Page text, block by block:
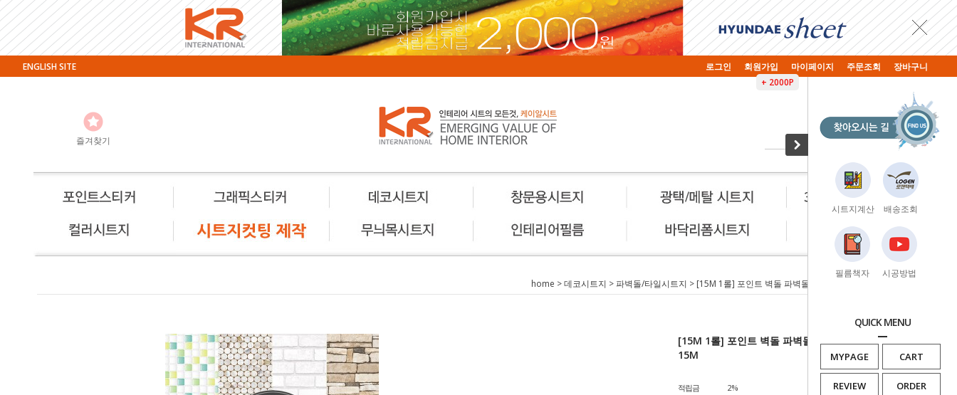
시트지계산 배송조회
필름책자 시공방법
QUICK MENU
MYPAGE CART
REVIEW ORDER
ENGLISH SITE 로그인 회원가입 마이페이지 주문조회
장바구니
+ 2000P
즐겨찾기
home >데코시트지 >파벽돌/타일시트지 > [15M 1롤] 포인트 벽돌 파벽돌 데코 시트지 (폭)50cm x 15M
[15M 1롤] 포인트 벽돌 파벽돌 데코 시트지 (폭)50cm x
15M
적립금
2%